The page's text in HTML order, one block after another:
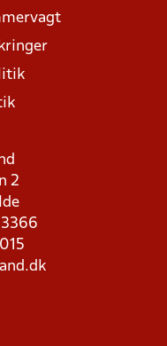
2
3366